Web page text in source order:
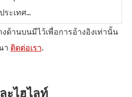
ระเทศ...
ด้านบนมีไว้เพื่อการอ้างอิงเท่านั้น
า ติดต่อเรา.
ไฮไลท์